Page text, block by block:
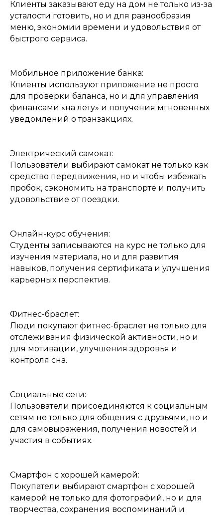
Клиенты заказывают еду на дом не только из-за
усталости готовить, но и для разнообразия
меню, экономии времени и удовольствия от
быстрого сервиса.
Мобильное приложение банка:
Клиенты используют приложение не просто
для проверки баланса, но и для управления
финансами «на лету» и получения мгновенных
уведомлений о транзакциях.
Электрический самокат:
Пользователи выбирают самокат не только как
средство передвижения, но и чтобы избежать
пробок, сэкономить на транспорте и получить
удовольствие от поездки.
Онлайн-курс обучения:
Студенты записываются на курс не только для
изучения материала, но и для развития
навыков, получения сертификата и улучшения
карьерных перспектив.
Фитнес-браслет:
Люди покупают фитнес-браслет не только для
отслеживания физической активности, но и
для мотивации, улучшения здоровья и
контроля сна.
Социальные сети:
Пользователи присоединяются к социальным
сетям не только для общения с друзьями, но и
для самовыражения, получения новостей и
участия в событиях.
Смартфон с хорошей камерой:
Покупатели выбирают смартфон с хорошей
камерой не только для фотографий, но и для
творчества, сохранения воспоминаний и